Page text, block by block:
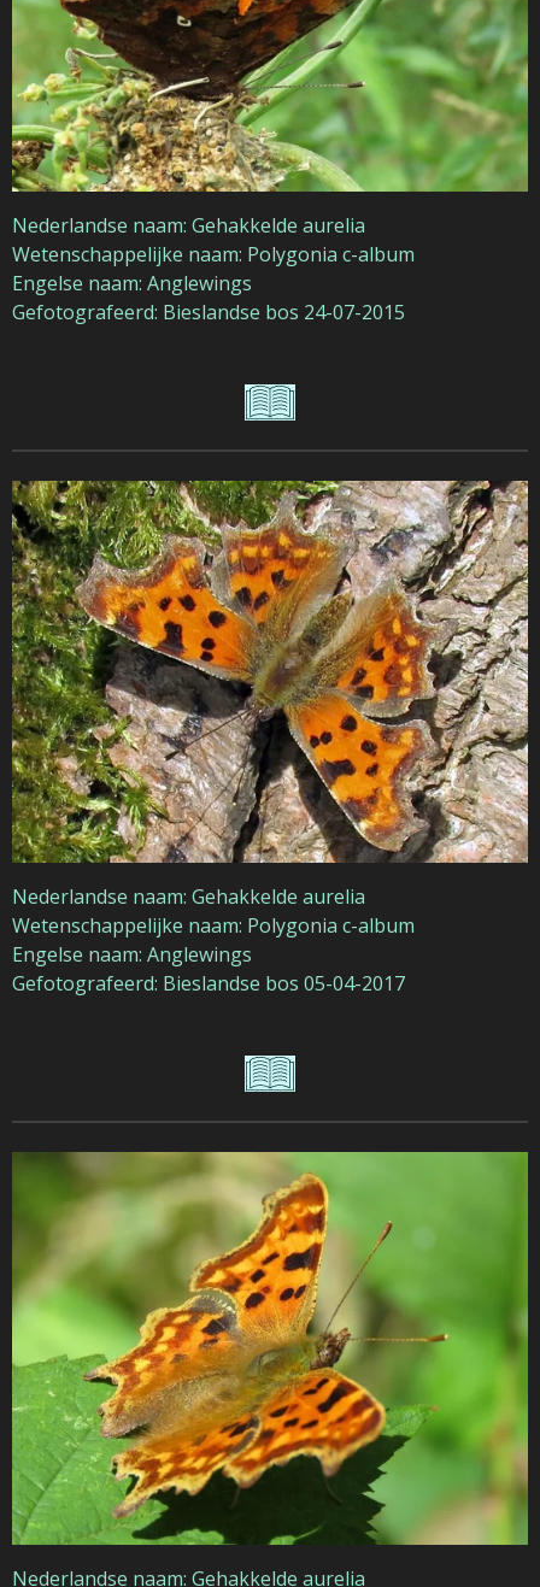
Nederlandse naam: Gehakkelde aurelia
Wetenschappelijke naam: Polygonia c-album
Engelse naam: Anglewings
Gefotografeerd: Bieslandse bos 24-07-2015
Nederlandse naam: Gehakkelde aurelia
Wetenschappelijke naam: Polygonia c-album
Engelse naam: Anglewings
Gefotografeerd: Bieslandse bos 05-04-2017
Nederlandse naam: Gehakkelde aurelia